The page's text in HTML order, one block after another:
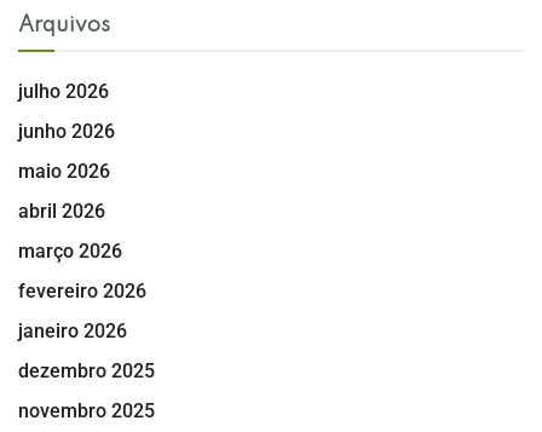
Arquivos
julho 2026
junho 2026
maio 2026
abril 2026
março 2026
fevereiro 2026
janeiro 2026
dezembro 2025
novembro 2025